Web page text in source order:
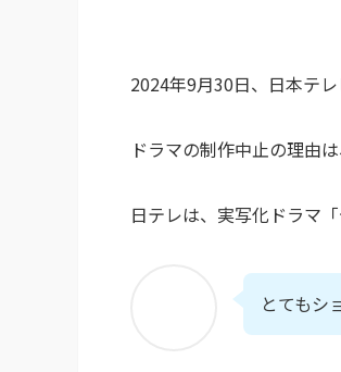
2024年9月30日、日本テ
ドラマの制作中止の理由
日テレは、実写化ドラマ
とてもシ